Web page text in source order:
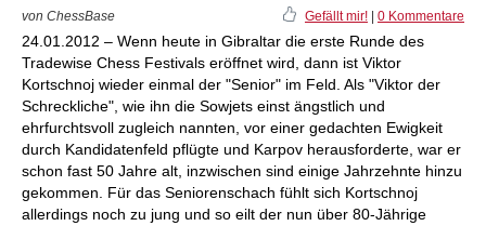
von ChessBase Gefällt mir! 0 Kommentare
24.01.2012 – Wenn heute in Gibraltar die erste Runde des
Tradewise Chess Festivals eröffnet wird, dann ist Viktor
Kortschnoj wieder einmal der "Senior" im Feld. Als "Viktor der
Schreckliche", wie ihn die Sowjets einst ängstlich und
ehrfurchtsvoll zugleich nannten, vor einer gedachten Ewigkeit
durch Kandidatenfeld pflügte und Karpov herausforderte, war er
schon fast 50 Jahre alt, inzwischen sind einige Jahrzehnte hinzu
gekommen. Für das Seniorenschach fühlt sich Kortschnoj
allerdings noch zu jung und so eilt der nun über 80-Jährige